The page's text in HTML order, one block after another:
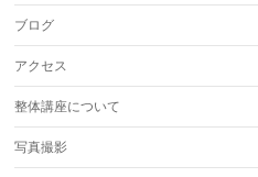
ブログ
アクセス
整体講座について
写真撮影